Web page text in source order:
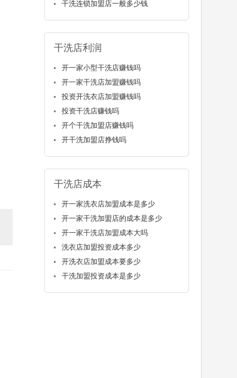
干洗连锁加盟店一般多少钱
干洗店利润
开一家小型干洗店赚钱吗
开一家干洗店加盟赚钱吗
投资开洗衣店加盟赚钱吗
投资干洗店赚钱吗
开个干洗加盟店赚钱吗
开干洗加盟店挣钱吗
干洗店成本
开一家洗衣店加盟成本是多少
开一家干洗加盟店的成本是多少
开一家干洗店加盟成本大吗
洗衣店加盟投资成本多少
开洗衣店加盟成本要多少
干洗加盟投资成本是多少